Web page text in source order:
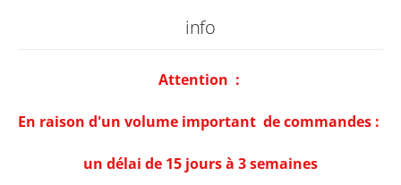
info
Attention :
En raison d'un volume important de commandes :
un délai de 15 jours à 3 semaines